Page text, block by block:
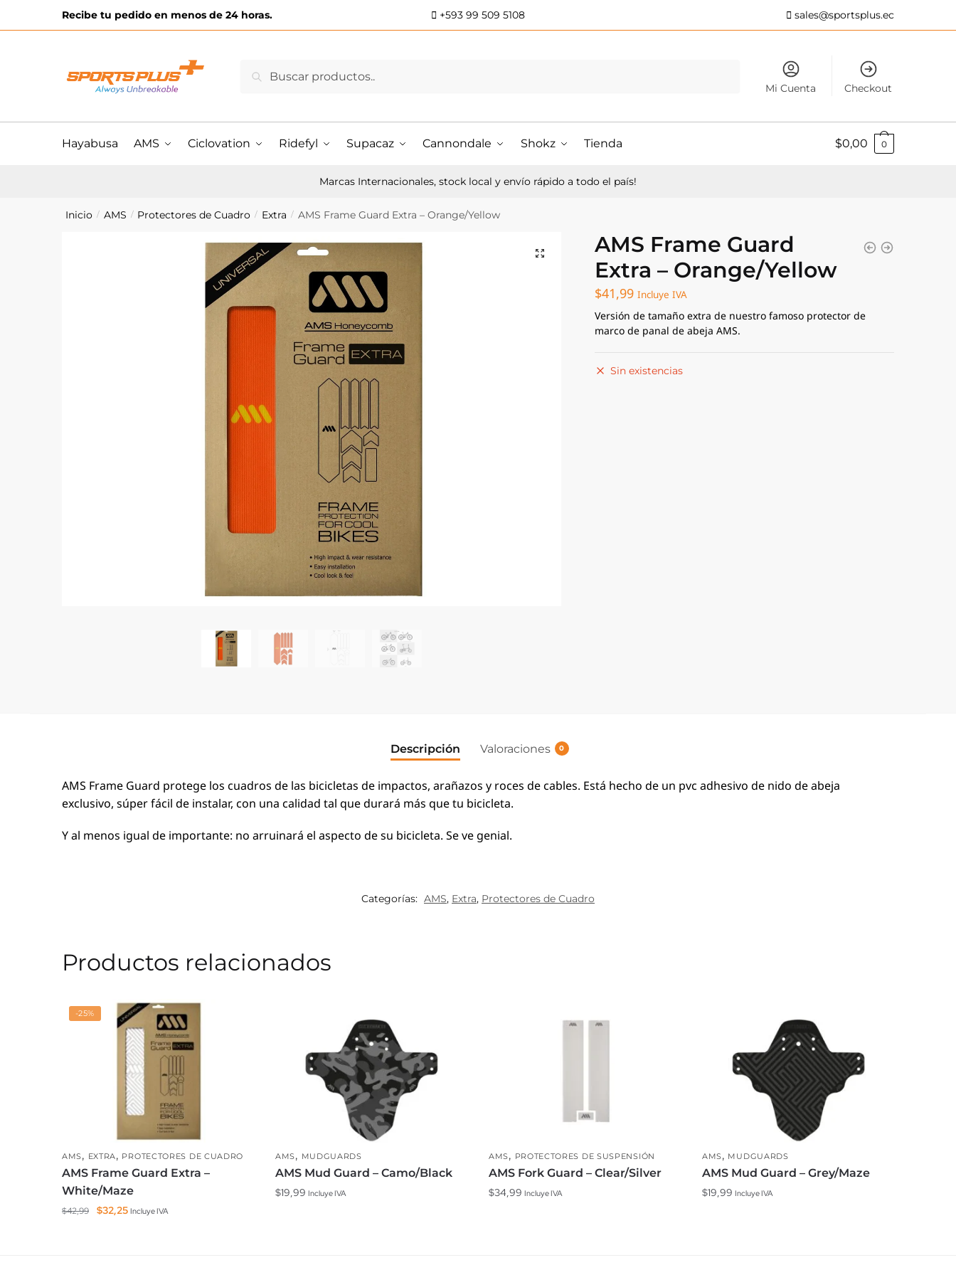
Recibe tu pedido en menos de 24 horas. +593 99 509 5108 sales@sportsplus.ec
por:
Buscar
Mi Cuenta Checkout
Hayabusa AMS Ciclovation Ridefyl Supacaz Cannondale Shokz Tienda $0,00 0
Marcas Internacionales, stock local y envío rápido a todo el país!
Inicio / AMS / Protectores de Cuadro / Extra / AMS Frame Guard Extra – Orange/Yellow
AMS Frame Guard
Extra – Orange/Yellow
$41,99Incluye IVA
Versión de tamaño extra de nuestro famoso protector de
marco de panal de abeja AMS.
Sin existencias
Descripción Valoraciones 0
AMS Frame Guard protege los cuadros de las bicicletas de impactos, arañazos y roces de cables.Está hecho de un pvc adhesivo de nido de abeja
exclusivo, súper fácil de instalar, con una calidad tal que durará más que tu bicicleta.
Y al menos igual de importante: no arruinará el aspecto de su bicicleta. Se ve genial.
Categorías: AMS, Extra, Protectores de Cuadro
Productos relacionados
-25%
AMS, EXTRA, PROTECTORES DE CUADRO
AMS Frame Guard Extra –
White/Maze
$42,99
El
$32,25ElIncluye IVA
AMS, MUDGUARDS
AMS Mud Guard – Camo/Black
$19,99 Incluye IVA
AMS, PROTECTORES DE SUSPENSIÓN
AMS Fork Guard – Clear/Silver
$34,99 Incluye IVA
AMS, MUDGUARDS
AMS Mud Guard – Grey/Maze
$19,99 Incluye IVA